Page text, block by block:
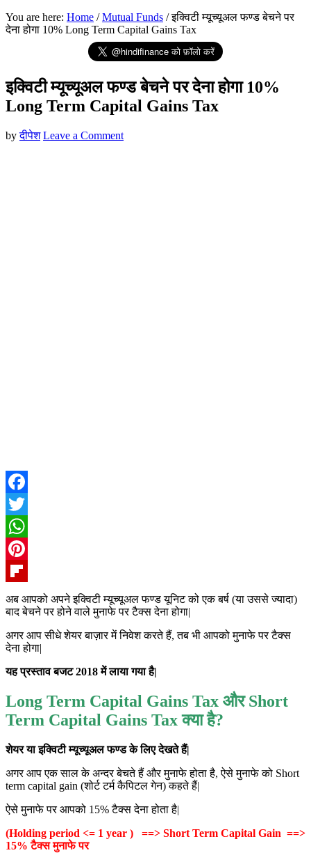
You are here: Home / Mutual Funds /इक्विटी म्यूच्यूअल फण्ड बेचने पर
देना होगा 10% Long Term Capital Gains Tax
इक्विटी म्यूच्यूअल फण्ड बेचने पर देना होगा 10%
Long Term Capital Gains Tax
byदीपेश Leave a Comment
Facebook
Twitter
WhatsApp
Pinterest
Flipboard
अब आपको अपने इक्विटी म्यूच्यूअल फण्ड यूनिट को एक बर्ष (या उससे ज्यादा)
बाद बेचने पर होने वाले मुनाफे पर टैक्स देना होगा|
अगर आप सीधे शेयर बाज़ार में निवेश करते हैं, तब भी आपको मुनाफे पर टैक्स
देना होगा|
यह प्रस्ताव बजट 2018 में लाया गया है|
Long Term Capital Gains Tax और Short
Term Capital Gains Tax क्या है?
शेयर या इक्विटी म्यूच्यूअल फण्ड के लिए देखते हैं|
अगर आप एक साल के अन्दर बेचते हैं और मुनाफे होता है, ऐसे मुनाफे को Short
term capital gain (शोर्ट टर्म कैपिटल गेन) कहते हैं|
ऐसे मुनाफे पर आपको 15% टैक्स देना होता है|
(Holding period <= 1 year ) ==> Short Term Capital Gain ==>
15% टैक्स मुनाफे पर